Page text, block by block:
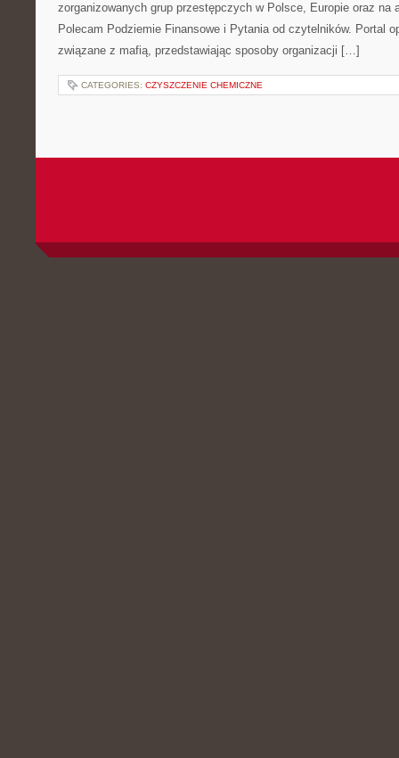
zorganizowanych grup przestępczych w Polsce, Europie oraz na
Polecam Podziemie Finansowe i Pytania od czytelników. Portal
związane z mafią, przedstawiając sposoby organizacji […]
CATEGORIES: CZYSZCZENIE CHEMICZNE